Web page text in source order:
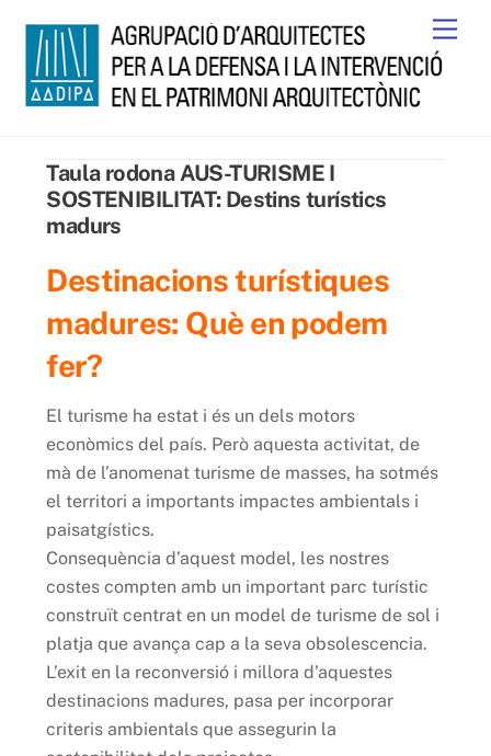
content
Taula rodona AUS-TURISME I
SOSTENIBILITAT: Destins turístics
madurs
Destinacions turístiques
madures: Què en podem
fer?
El turisme ha estat i és un dels motors
econòmics del país. Però aquesta activitat, de
mà de l’anomenat turisme de masses, ha sotmés
el territori a importants impactes ambientals i
paisatgístics.
Consequència d’aquest model, les nostres
costes compten amb un important parc turístic
construït centrat en un model de turisme de sol i
platja que avança cap a la seva obsolescencia.
L’exit en la reconversió i millora d’aquestes
destinacions madures, pasa per incorporar
criteris ambientals que assegurin la